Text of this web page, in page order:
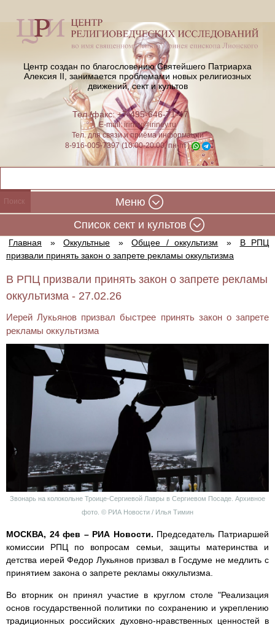
Центр создан по благословению Святейшего Патриарха
Алексия II, занимается проблемами новых религиозных
движений, сект и культов
Тел./факс: +7-495-646-71-47
E-mail:iriney@iriney.ru
Тел. для связи и приёма информации
8-916-005-7397 (10:00-20:00, пн-пт)
Меню
Cписок сект и культов
Главная » Оккультные » Общее / оккультизм »
В РПЦ
призвали принять закон о запрете рекламы оккультизма
В РПЦ призвали принять закон о запрете рекламы
оккультизма - 27.02.26
Иерей Лукьянов призвал быстрее принять закон о запрете
рекламы оккультизма
Звонарь на колокольне Троице-Сергиевой Лавры в Сергиевом Посаде. Архивное
фото. © РИА Новости / Илья Тимин
МОСКВА, 24 фев – РИА Новости. Председатель Патриаршей
комиссии РПЦ по вопросам семьи, защиты материнства и
детства иерей Федор Лукьянов призвал в Госдуме не медлить с
принятием закона о запрете рекламы оккультизма.
Во вторник он принял участие в круглом столе "Реализация
основ государственной политики по сохранению и укреплению
традиционных российских духовно-нравственных ценностей в